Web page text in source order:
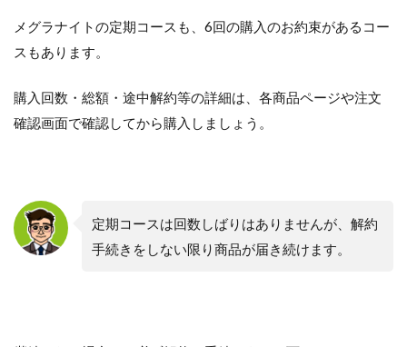
メグラナイトの定期コースも、6回の購入のお約束があるコー
スもあります。
購入回数・総額・途中解約等の詳細は、各商品ページや注文
確認画面で確認してから購入しましょう。
定期コースは回数しばりはありませんが、解約
手続きをしない限り商品が届き続けます。